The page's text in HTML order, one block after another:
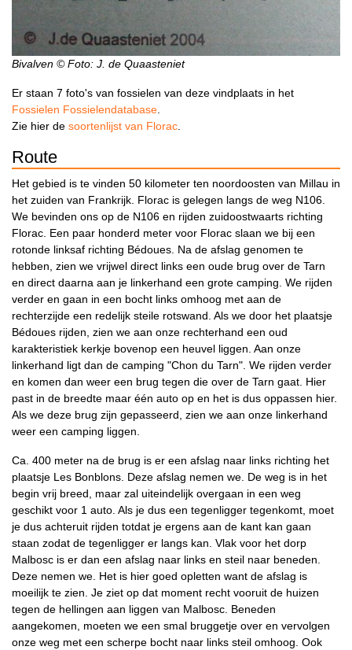
Bivalven © Foto: J. de Quaasteniet
Er staan 7 foto's van fossielen van deze vindplaats in het
Fossielen Fossielendatabase.
Zie hier de soortenlijst van Florac.
Route
Het gebied is te vinden 50 kilometer ten noordoosten van Millau in
het zuiden van Frankrijk. Florac is gelegen langs de weg N106.
We bevinden ons op de N106 en rijden zuidoostwaarts richting
Florac. Een paar honderd meter voor Florac slaan we bij een
rotonde linksaf richting Bédoues. Na de afslag genomen te
hebben, zien we vrijwel direct links een oude brug over de Tarn
en direct daarna aan je linkerhand een grote camping. We rijden
verder en gaan in een bocht links omhoog met aan de
rechterzijde een redelijk steile rotswand. Als we door het plaatsje
Bédoues rijden, zien we aan onze rechterhand een oud
karakteristiek kerkje bovenop een heuvel liggen. Aan onze
linkerhand ligt dan de camping "Chon du Tarn". We rijden verder
en komen dan weer een brug tegen die over de Tarn gaat. Hier
past in de breedte maar één auto op en het is dus oppassen hier.
Als we deze brug zijn gepasseerd, zien we aan onze linkerhand
weer een camping liggen.
Ca. 400 meter na de brug is er een afslag naar links richting het
plaatsje Les Bonblons. Deze afslag nemen we. De weg is in het
begin vrij breed, maar zal uiteindelijk overgaan in een weg
geschikt voor 1 auto. Als je dus een tegenligger tegenkomt, moet
je dus achteruit rijden totdat je ergens aan de kant kan gaan
staan zodat de tegenligger er langs kan. Vlak voor het dorp
Malbosc is er dan een afslag naar links en steil naar beneden.
Deze nemen we. Het is hier goed opletten want de afslag is
moeilijk te zien. Je ziet op dat moment recht vooruit de huizen
tegen de hellingen aan liggen van Malbosc. Beneden
aangekomen, moeten we een smal bruggetje over en vervolgen
onze weg met een scherpe bocht naar links steil omhoog. Ook